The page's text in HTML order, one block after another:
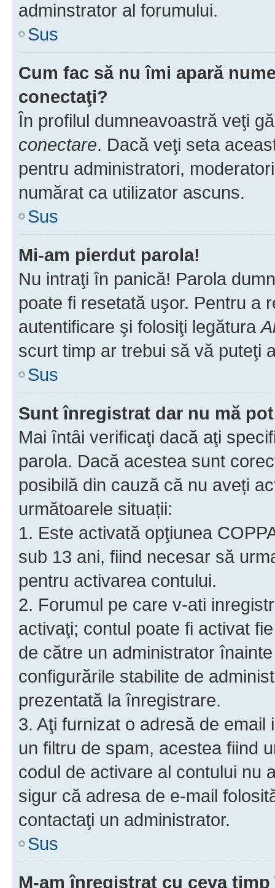
adminstrator al forumului.
Sus
Cum fac să nu îmi apară
conectaţi?
În profilul dumneavoastră veţi
conectare. Dacă veţi seta
pentru administratori,
numărat ca utilizator ascuns.
Sus
Mi-am pierdut parola!
Nu intraţi în panică! Parola
poate fi resetată uşor. Pentru a
autentificare şi folosiţi legătura
scurt timp ar trebui să vă puteţi
Sus
Sunt înregistrat dar nu mă
Mai întâi verificaţi dacă aţi
parola. Dacă acestea sunt
posibilă din cauză că nu aveți
următoarele situații:
1. Este activată opţiunea
sub 13 ani, fiind necesar să
pentru activarea contului.
2. Forumul pe care v-ati
activaţi; contul poate fi activat
de către un administrator
configurările stabilite de
prezentată la înregistrare.
3. Aţi furnizat o adresă de
un filtru de spam, acestea fiind
codul de activare al contului nu
sigur că adresa de e-mail
contactaţi un administrator.
Sus
M-am înregistrat cu ceva